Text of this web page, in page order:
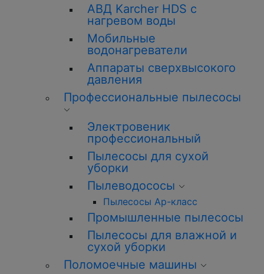
АВД Karcher HDS с
нагревом воды
Мобильные
водонагреватели
Аппараты сверхвысокого
давления
Профессиональные пылесосы
Электровеник
профессиональный
Пылесосы для сухой
уборки
Пылеводососы
Пылесосы Ар-класс
Промышленные пылесосы
Пылесосы для влажной и
сухой уборки
Поломоечные машины